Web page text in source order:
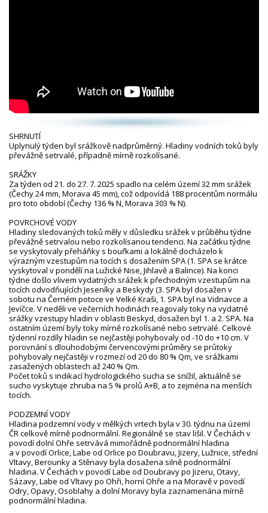
SHRNUTÍ
Uplynulý týden byl srážkově nadprůměrný. Hladiny vodních toků byly
převážně setrvalé, případně mírně rozkolísané.
SRÁŽKY
Za týden od 21. do 27. 7. 2025 spadlo na celém území 32 mm srážek
(Čechy 24 mm, Morava 45 mm), což odpovídá 188 procentům normálu
pro toto období (Čechy 136 % N, Morava 303 % N).
POVRCHOVÉ VODY
Hladiny sledovaných toků měly v důsledku srážek v průběhu týdne
převážně setrvalou nebo rozkolísanou tendenci. Na začátku týdne
se vyskytovaly přeháňky s bouřkami a lokálně docházelo k
výrazným vzestupům na tocích s dosažením SPA (1. SPA se krátce
vyskytoval v pondělí na Lužické Nise, Jihlavě a Balince). Na konci
týdne došlo vlivem vydatných srážek k přechodným vzestupům na
tocích odvodňujících Jeseníky a Beskydy (3. SPA byl dosažen v
sobotu na Černém potoce ve Velké Kraši, 1. SPA byl na Vidnavce a
Jevíčce. V neděli ve večerních hodinách reagovaly toky na vydatné
srážky vzestupy hladin v oblasti Beskyd, dosažen byl 1. a 2. SPA. Na
ostatním území byly toky mírně rozkolísané nebo setrvalé. Celkové
týdenní rozdíly hladin se nejčastěji pohybovaly od -10 do +10 cm. V
porovnání s dlouhodobými červencovými průměry se průtoky
pohybovaly nejčastěji v rozmezí od 20 do 80 % Qm, ve srážkami
zasažených oblastech až 240 % Qm.
Počet toků s indikací hydrologického sucha se snížil, aktuálně se
sucho vyskytuje zhruba na 5 % profilů A+B, a to zejména na menších
tocích.
PODZEMNÍ VODY
Hladina podzemní vody v mělkých vrtech byla v 30. týdnu na území
ČR celkově mírně podnormální. Regionálně se stav lišil. V Čechách v
povodí dolní Ohře setrvává mimořádně podnormální hladina
a v povodí Orlice, Labe od Orlice po Doubravu, Jizery, Lužnice, střední
Vltavy, Berounky a Stěnavy byla dosažena silně podnormální
hladina. V Čechách v povodí Labe od Doubravy po Jizeru, Otavy,
Sázavy, Labe od Vltavy po Ohři, horní Ohře a na Moravě v povodí
Odry, Opavy, Osoblahy a dolní Moravy byla zaznamenána mírně
podnormální hladina.